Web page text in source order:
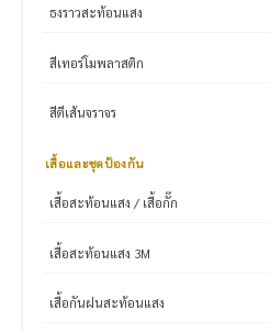
ธงราวสะท้อนแสง
สีเทอร์โมพลาสติก
สีตีเส้นจราจร
เสื้อและชุดป้องกัน
เสื้อสะท้อนแสง / เสื้อกั๊ก
เสื้อสะท้อนแสง 3M
เสื้อกันฝนสะท้อนแสง